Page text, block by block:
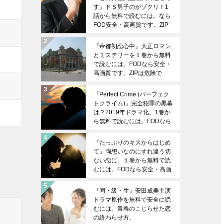
す』ドＳ男子のがゾクリ！1
話から無料で読むには。なら
FOD安全・高画質です。ZIP
『帝都初恋心中』大正ロマン
とミステリーを１巻から無料
で読むには。FODなら安全・
高画質です。ZIPは危険で
『Perfect Crime (パーフェク
トクライム)』完全犯罪の黒幕
は？2019年ドラマ化。1巻か
ら無料で読むには。FODなら
険です。
『たっぷりのキスからはじめ
て』両想いなのにすれ違う切
ない恋に。１巻から無料で読
むには。FODなら安全・高画
『同・級・生』安田成美主演
ドラマ原作を無料で安全に読
むには。青春のこじらせた恋
の終わらせ方。